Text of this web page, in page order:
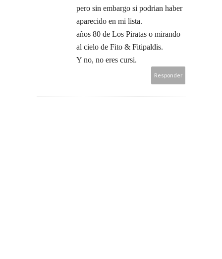
pero sin embargo si podrian haber
aparecido en mi lista.
años 80 de Los Piratas o mirando
al cielo de Fito & Fitipaldis.
Y no, no eres cursi.
Responder